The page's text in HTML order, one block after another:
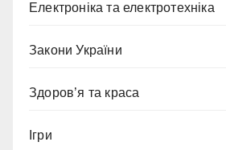
Електроніка та електротехніка
Закони України
Здоров’я та краса
Ігри